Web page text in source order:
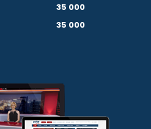
35 000
35 000